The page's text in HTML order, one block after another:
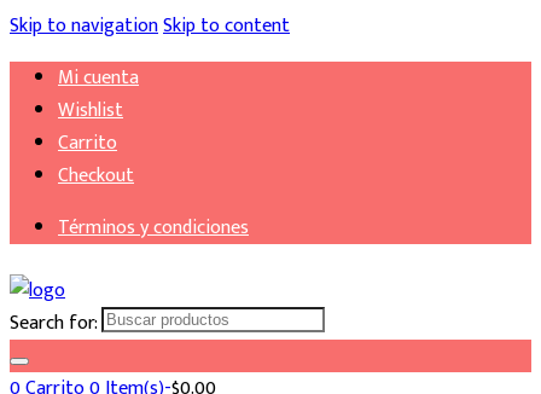
Skip to navigationSkip to content
Mi cuenta
Wishlist
Carrito
Checkout
Términos y condiciones
Search for: